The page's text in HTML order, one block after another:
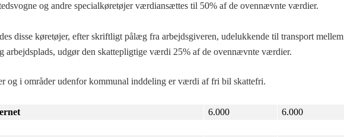
og andre specialkøretøjer værdiansættes til 50% af de ovennævnte værdier.
disse køretøjer, efter skriftligt pålæg fra arbejdsgiveren, udelukkende til transport mellem
arbejdsplads, udgør den skattepligtige værdi 25% af de ovennævnte værdier.
og i områder udenfor kommunal inddeling er værdi af fri bil skattefri.
6.000 6.000